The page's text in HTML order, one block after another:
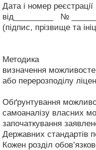
Дата і номер реєстрації
від_________ №
(підпис, прізвище та
Методика
визначення
або перерозподілу
Обґрунтування
самоаналізу власних
започаткування
Державних стандартів
Кожен розділ